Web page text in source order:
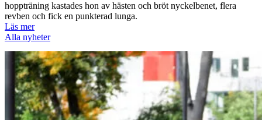
hoppträning kastades hon av hästen och bröt nyckelbenet, flera
revben och fick en punkterad lunga.
Läs mer
Alla nyheter